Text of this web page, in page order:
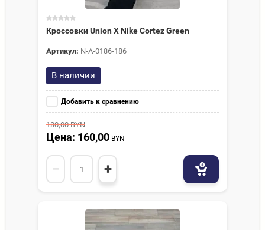
Кроссовки Union X Nike Cortez Green
Артикул: N-A-0186-186
В наличии
Добавить к сравнению
180,00BYN
Цена: 160,00 BYN
− +